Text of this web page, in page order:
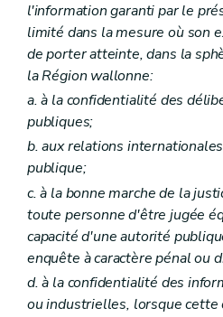
l'information garanti par le
limité dans la mesure où son
de porter atteinte, dans la
la Région wallonne:
a. à la confidentialité des
publiques;
b. aux relations
publique;
c. à la bonne marche de la
toute personne d'être jugée
capacité d'une autorité
enquête à caractère pénal ou
d. à la confidentialité des
ou industrielles, lorsque